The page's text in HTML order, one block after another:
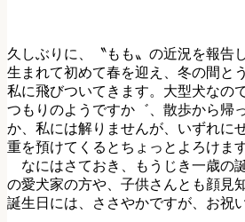
久しぶりに、〝もも〟の近況を報告
生まれて初めて春を迎え、冬の間と
私に飛びついてきます。大型犬なの
つもりのようですか゛、散歩から帰
か、私には解りませんが、いずれに
重を預けてくるとちょっとよろけま
なにはさておき、もうじき一歳の
の愛犬家の方や、子供さんとも顔見
誕生日には、ささやかですが、お祝